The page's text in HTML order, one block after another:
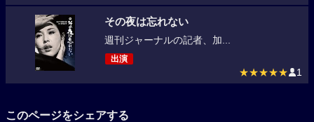
その夜は忘れない
週刊ジャーナルの記者、加...
出演
★★★★★ 1
このページをシェアする